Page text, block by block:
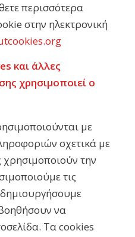
περισσότερα
στην ηλεκτρονική
και άλλες
χρησιμοποιεί ο
με
σχετικά με
χρησιμοποιούν την
τις
να
Τα cookies